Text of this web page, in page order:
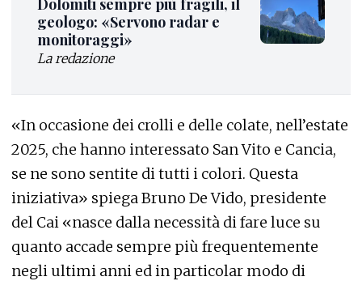
Dolomiti sempre più fragili, il
geologo: «Servono radar e
monitoraggi»
La redazione
«In occasione dei crolli e delle colate, nell’estate
2025, che hanno interessato San Vito e Cancia,
se ne sono sentite di tutti i colori. Questa
iniziativa» spiega Bruno De Vido, presidente
del Cai «nasce dalla necessità di fare luce su
quanto accade sempre più frequentemente
negli ultimi anni ed in particolar modo di